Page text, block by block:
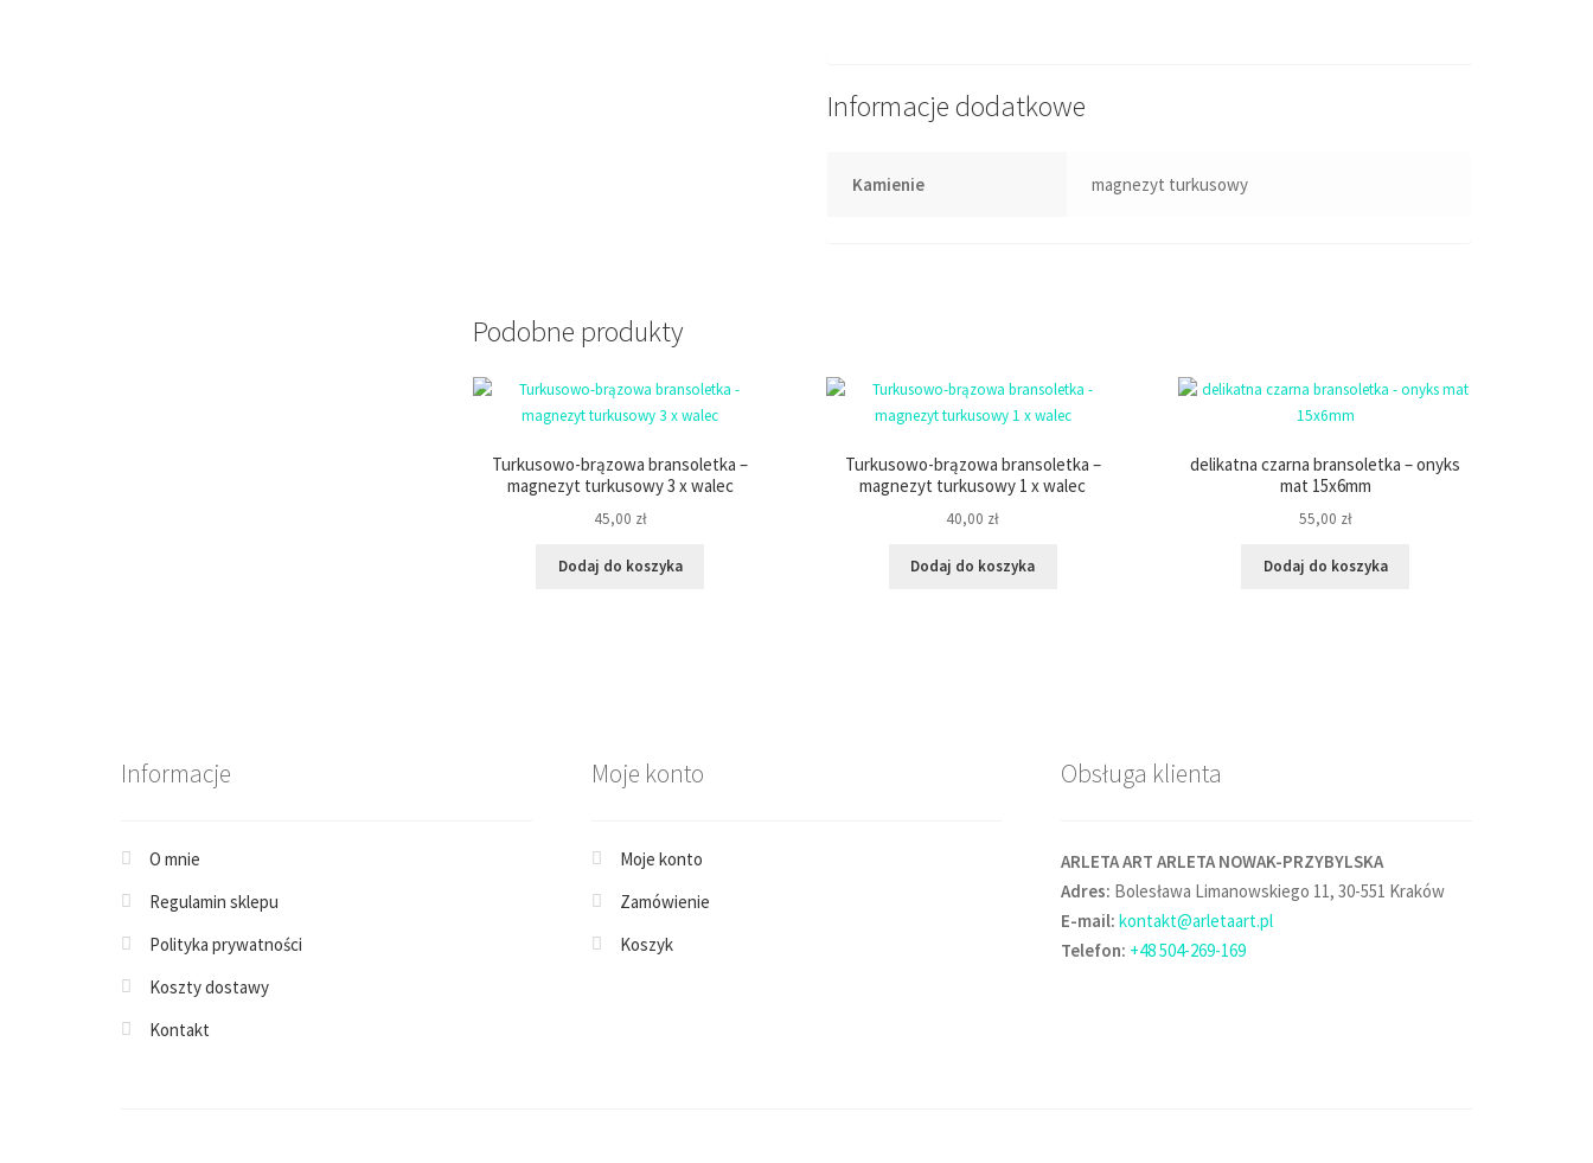
Informacje dodatkowe
Kamienie magnezyt turkusowy
Podobne produkty
Turkusowo-brązowa bransoletka –
magnezyt turkusowy 3 x walec
45,00 zł
Dodaj do koszyka
Turkusowo-brązowa bransoletka –
magnezyt turkusowy 1 x walec
40,00 zł
Dodaj do koszyka
delikatna czarna bransoletka – onyks
mat 15x6mm
55,00 zł
Dodaj do koszyka
Informacje
O mnie
Regulamin sklepu
Polityka prywatności
Koszty dostawy
Kontakt
Moje konto
Moje konto
Zamówienie
Koszyk
Obsługa klienta
ARLETA ART ARLETA NOWAK-PRZYBYLSKA
Adres: Bolesława Limanowskiego 11, 30-551 Kraków
E-mail: kontakt@arletaart.pl
Telefon: +48 504-269-169